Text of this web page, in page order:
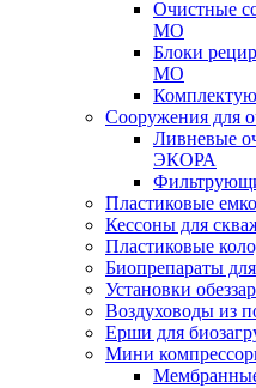
Очистные
МО
Блоки
МО
Сооружения для
Ливневые
ЭКОРА
Пластиковые
Кессоны для
Пластиковые
Биопрепараты
Установки
Воздуховоды из
Ерши для
Мини